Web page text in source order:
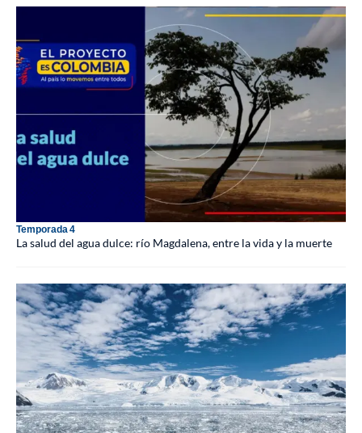
Temporada 4
La salud del agua dulce: río Magdalena, entre la vida y la muerte